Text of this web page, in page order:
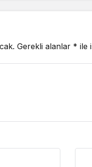
Gerekli alanlar * ile